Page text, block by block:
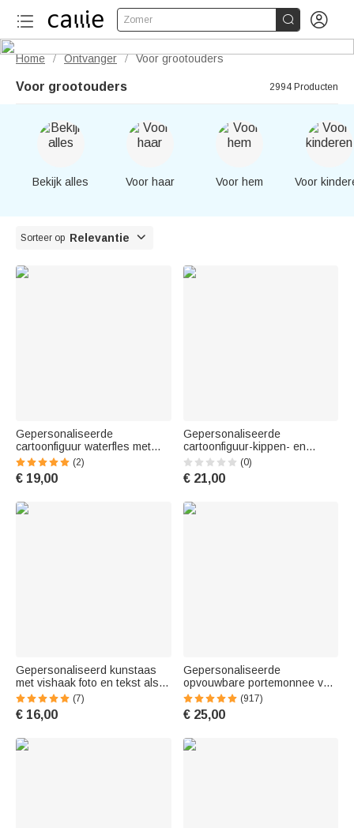
Zomer  
Home / Ontvanger / Voor grootouders
Voor grootouders 2994 Producten
Bekijk alles Voor haar Voor hem Voor
Sorteer op Relevantie 
Gepersonaliseerde
cartoonfiguur waterfles met
naam en siliconen rietje voor
buitenactiviteiten back-to-
schoolcadeau voor scholieren
(2)
€ 19,00
Gepersonaliseerde
cartoonfiguur-kippen- en
eendenhok-boerderij-tuinlamp
op zonne-energie met naam –
buitenversiering,
familie, boeren en fokkers
(0)
€ 21,00
Gepersonaliseerd kunstaas
met vishaak foto en tekst als
verjaardags- en
Vaderdagcadeau voor vaders
en visliefhebbers
(7)
€ 16,00
Gepersonaliseerde
opvouwbare portemonnee van
PU-leer met polsband aquarel-
geboortebloem en naam
verjaardagscadeau of
(917)
€ 25,00